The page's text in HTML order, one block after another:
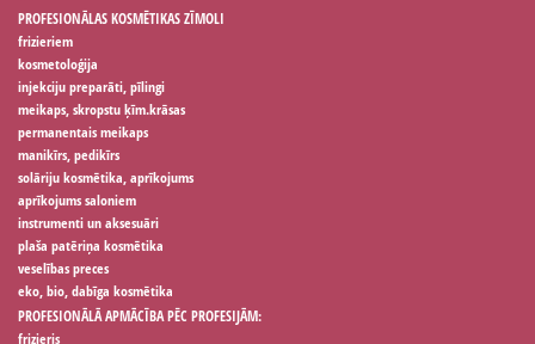
PROFESIONĀLAS KOSMĒTIKAS ZĪMOLI
frizieriem
kosmetoloģija
injekciju preparāti, pīlingi
meikaps, skropstu ķīm.krāsas
permanentais meikaps
manikīrs, pedikīrs
solāriju kosmētika, aprīkojums
aprīkojums saloniem
instrumenti un aksesuāri
plaša patēriņa kosmētika
veselības preces
eko, bio, dabīga kosmētika
PROFESIONĀLĀ APMĀCĪBA PĒC PROFESIJĀM:
frizieris